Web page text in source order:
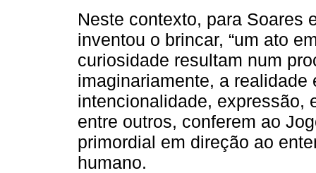
Neste contexto, para Soares
inventou o brincar, “um ato
curiosidade resultam num
imaginariamente, a realidade
intencionalidade, expressão,
entre outros, conferem ao
primordial em direção ao
humano.